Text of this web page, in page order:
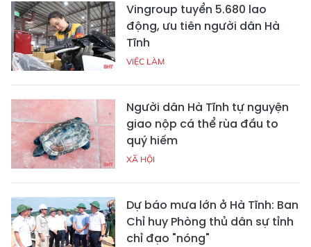
Vingroup tuyển 5.680 lao
động, ưu tiên người dân Hà
Tĩnh
VIỆC LÀM
Người dân Hà Tĩnh tự nguyện
giao nộp cá thể rùa đầu to
quý hiếm
XÃ HỘI
Dự báo mưa lớn ở Hà Tĩnh: Ban
Chỉ huy Phòng thủ dân sự tỉnh
chỉ đạo "nóng"